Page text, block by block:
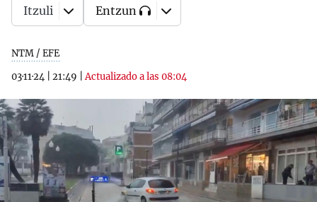
NTM / EFE
03·11·24
21:49 |Actualizado a las 08:04
Itzuli Entzun